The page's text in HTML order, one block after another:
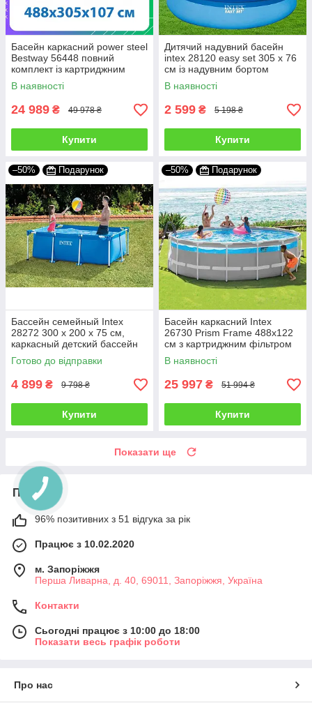
Басейн каркасний power steel
Bestway 56448 повний
комплект із картриджним
фільтром і сходами для
вулиці
В наявності
24 989 ₴ 49 978 ₴
Купити
Дитячий надувний басейн
intex 28120 easy set 305 х 76
см із надувним бортом
круглий якісні для дачі
В наявності
2 599 ₴ 5 198 ₴
Купити
–50% Подарунок
Бассейн семейный Intex
28272 300 х 200 х 75 см,
каркасный детский бассейн
на садовый участок для
взрослых
Готово до відправки
4 899 ₴ 9 798 ₴
Купити
–50% Подарунок
Басейн каркасний Intex
26730 Prism Frame 488х122
см з картриджним фільтром
круглий для всієї родини дачі
В наявності
25 997 ₴ 51 994 ₴
Купити
Показати ще
Про нас
96% позитивних з 51 відгука за рік
Працює з 10.02.2020
м. Запоріжжя
Перша Ливарна, д. 40, 69011, Запоріжжя, Україна
Контакти
Сьогодні працює з 10:00 до 18:00
Показати весь графік роботи
Про нас